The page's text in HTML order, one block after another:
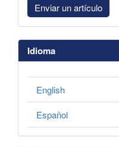
Enviar un artículo
Idioma
English
Español